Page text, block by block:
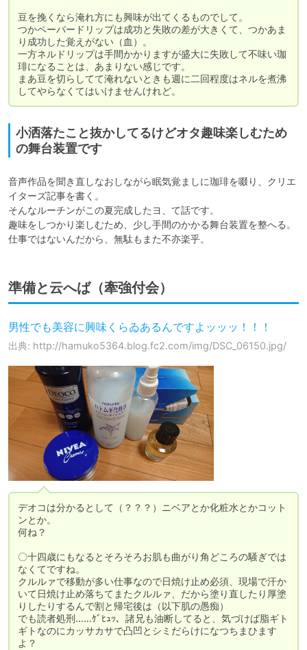
豆を挽くなら淹れ方にも興味が出てくるものでして。
つかペーパードリップは成功と失敗の差が大きくて、つかあま
り成功した覚えがない（血）。
一方ネルドリップは手間かかりますが盛大に失敗して不味い珈
琲になることは、あまりない感じです。
まあ豆を切らしてて淹れないときも週に二回程度はネルを煮沸
してやらなくてはいけませんけれど。
小洒落たこと抜かしてるけどオタ趣味楽しむため
の舞台装置です
音声作品を聞き直しなおしながら眠気覚ましに珈琲を啜り、クリエ
イターズ記事を書く。
そんなルーチンがこの夏完成したヨ、て話です。
趣味をしつかり楽しむため、少し手間のかかる舞台装置を整へる。
仕事ではないんだから、無駄もまた不亦楽乎。
準備と云へば（牽強付会）
男性でも美容に興味くらゐあるんですよッッッ！！！
出典: http://hamuko5364.blog.fc2.com/img/DSC_06150.jpg/
デオコは分かるとして（？？？）ニベアとか化粧水とかコット
ンとか。
何ね？
〇十四歳にもなるとそろそろお肌も曲がり角どころの騒ぎでは
なくてですね。
クルルァで移動が多い仕事なので日焼け止め必須、現場で汗か
いて日焼け止め落ちてまたクルルァ、だから塗り直したり厚塗
りしたりするんで割と帰宅後は（以下肌の愚痴）
でも読者処刑……ｹﾞﾋｭｯ、諸兄も油断してると、気づけば脂ギト
ギトなのにカッサカサで凸凹とシミだらけになつちまひます
よ？